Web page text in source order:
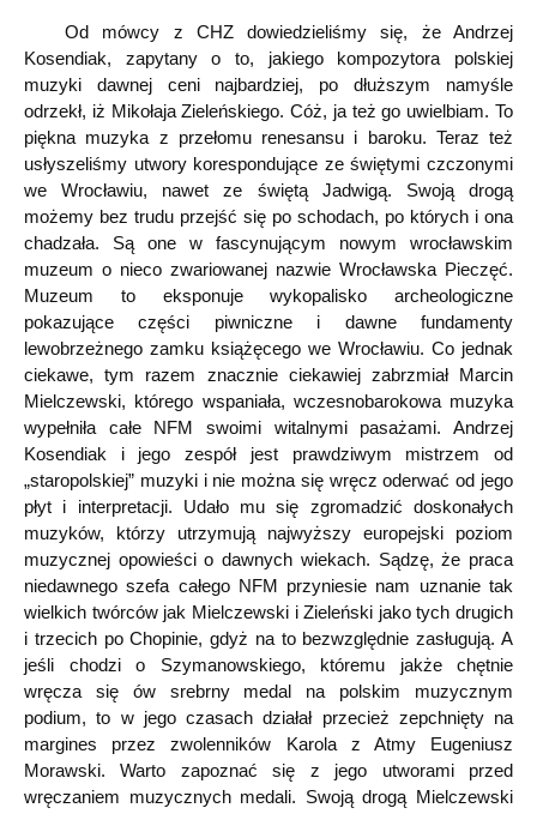
Od mówcy z CHZ dowiedzieliśmy się, że Andrzej
Kosendiak, zapytany o to, jakiego kompozytora polskiej
muzyki dawnej ceni najbardziej, po dłuższym namyśle
odrzekł, iż Mikołaja Zieleńskiego. Cóż, ja też go uwielbiam. To
piękna muzyka z przełomu renesansu i baroku. Teraz też
usłyszeliśmy utwory korespondujące ze świętymi czczonymi
we Wrocławiu, nawet ze świętą Jadwigą. Swoją drogą
możemy bez trudu przejść się po schodach, po których i ona
chadzała. Są one w fascynującym nowym wrocławskim
muzeum o nieco zwariowanej nazwie Wrocławska Pieczęć.
Muzeum to eksponuje wykopalisko archeologiczne
pokazujące części piwniczne i dawne fundamenty
lewobrzeżnego zamku książęcego we Wrocławiu. Co jednak
ciekawe, tym razem znacznie ciekawiej zabrzmiał Marcin
Mielczewski, którego wspaniała, wczesnobarokowa muzyka
wypełniła całe NFM swoimi witalnymi pasażami. Andrzej
Kosendiak i jego zespół jest prawdziwym mistrzem od
„staropolskiej” muzyki i nie można się wręcz oderwać od jego
płyt i interpretacji. Udało mu się zgromadzić doskonałych
muzyków, którzy utrzymują najwyższy europejski poziom
muzycznej opowieści o dawnych wiekach. Sądzę, że praca
niedawnego szefa całego NFM przyniesie nam uznanie tak
wielkich twórców jak Mielczewski i Zieleński jako tych drugich
i trzecich po Chopinie, gdyż na to bezwzględnie zasługują. A
jeśli chodzi o Szymanowskiego, któremu jakże chętnie
wręcza się ów srebrny medal na polskim muzycznym
podium, to w jego czasach działał przecież zepchnięty na
margines przez zwolenników Karola z Atmy Eugeniusz
Morawski. Warto zapoznać się z jego utworami przed
wręczaniem muzycznych medali. Swoją drogą Mielczewski